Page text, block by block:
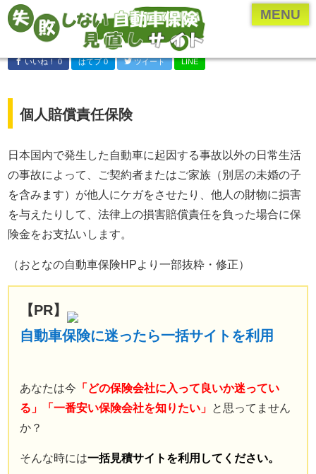
MENU
ページメニュー一覧
乗り換え(切り替え)・見直しについて
保険のプロ直伝、お得な情報やとっておきの情報
各保険会社・保険業界の研究
年齢・車種別の保険内容を検証
自動車保険の付随知識
自動車保険の基礎知識
運営者について
運営者：河原あたる
保険営業マン。
代理店に勤める前は
ペーパードライバー。
保険業界に入るまで
自動車保険の新規・変更手続き、
年間３００件以上の
自動車事故の対応を行う。
直接現場に行き、
いいね！ 0 はてブ 0 ツイート LINE
個人賠償責任保険
日本国内で発生した自動車に起因する事故以外の日常生活
の事故によって、ご契約者またはご家族（別居の未婚の子
を含みます）が他人にケガをさせたり、他人の財物に損害
を与えたりして、法律上の損害賠償責任を負った場合に保
険金をお支払いします。
（おとなの自動車保険HPより一部抜粋・修正）
【PR】
自動車保険に迷ったら一括サイトを利用
あなたは今 「どの保険会社に入って良いか迷ってい
る」「一番安い保険会社を知りたい」 と思ってません
か？
そんな時には一括見積サイトを利用してください。